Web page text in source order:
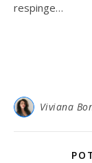
respinge…
Viviana